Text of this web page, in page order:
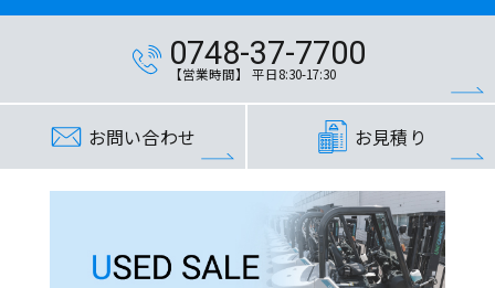
0748-37-7700
【営業時間】 平日8:30-17:30
お問い合わせ お見積り